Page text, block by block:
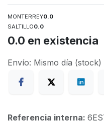
MONTERREY0.0
SALTILLO0.0
0.0 en existencia
Envío: Mismo día (stock)
Referencia interna: